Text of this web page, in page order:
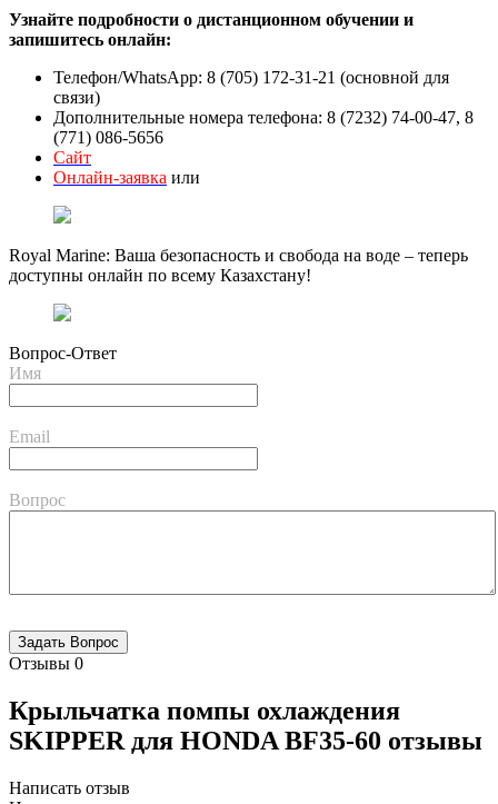
Узнайте подробности о дистанционном обучении и
запишитесь онлайн:
Телефон/WhatsApp: 8 (705) 172-31-21 (основной для
связи)
Дополнительные номера телефона: 8 (7232) 74-00-47, 8
(771) 086-5656
Сайт
Онлайн-заявка или
Royal Marine: Ваша безопасность и свобода на воде – теперь
доступны онлайн по всему Казахстану!
Вопрос-Ответ
Имя
Email
Вопрос
Отзывы 0
Крыльчатка помпы охлаждения
SKIPPER для HONDA BF35-60 отзывы
Написать отзыв